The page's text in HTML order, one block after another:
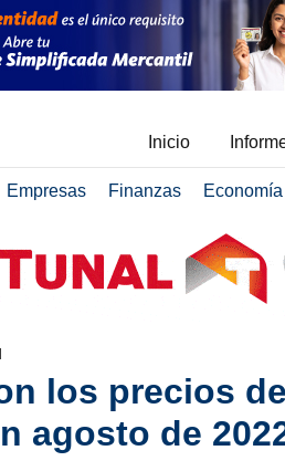
Inicio
Empresas Finanzas Economía
los precios
agosto de